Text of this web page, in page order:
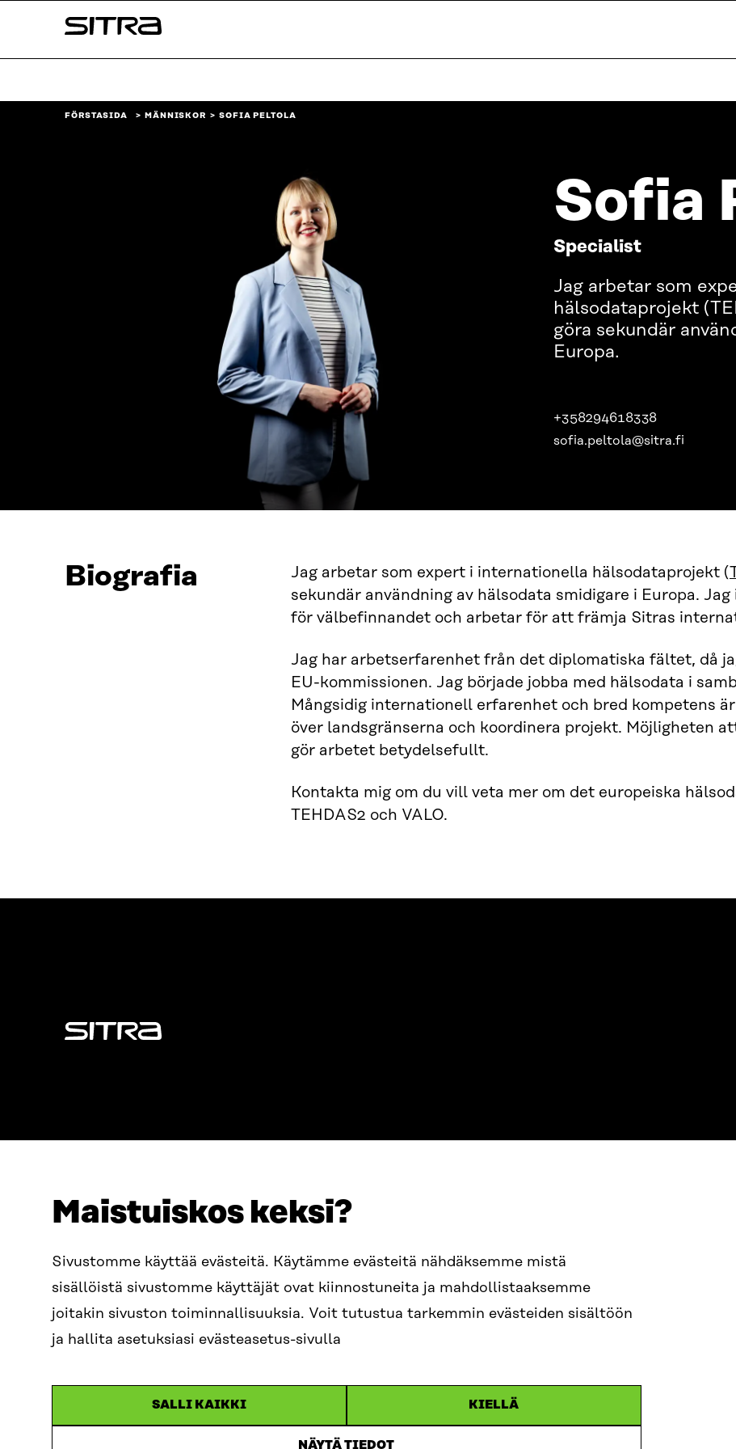
Maistuiskos keksi?
Sivustomme käyttää evästeitä. Käytämme evästeitä nähdäksemme mistä
sisällöistä sivustomme käyttäjät ovat kiinnostuneita ja mahdollistaaksemme
joitakin sivuston toiminnallisuuksia. Voit tutustua tarkemmin evästeiden sisältöön
ja hallita asetuksiasi evästeasetus-sivulla
SALLI KAIKKI KIELLÄ
NÄYTÄ TIEDOT
↓
Sitra
FÖRSTASIDA MÄNNISKOR SOFIA PELTOLA
Sofia
Specialist
Jag arbetar som
hälsodataprojekt
göra sekundär
Europa.
+358294618338
sofia.peltola@sitra.fi
Biografia Jag arbetar som expert i internationella hälsodataprojekt (
sekundär användning av hälsodata smidigare i Europa.
för välbefinnandet och arbetar för att främja Sitras
Jag har arbetserfarenhet från det diplomatiska fältet, då
EU-kommissionen. Jag började jobba med hälsodata i
Mångsidig internationell erfarenhet och bred kompetens
över landsgränserna och koordinera projekt. Möjligheten
gör arbetet betydelsefullt.
Kontakta mig om du vill veta mer om det europeiska
TEHDAS2 och VALO.
Sitra
00181 Helsingfors
Ankomstinstruktioner
FÖRETAGS-ID
0202132-3
E-POST
sitra@sitra.fi
fornamn.efternamn@sitra.fi